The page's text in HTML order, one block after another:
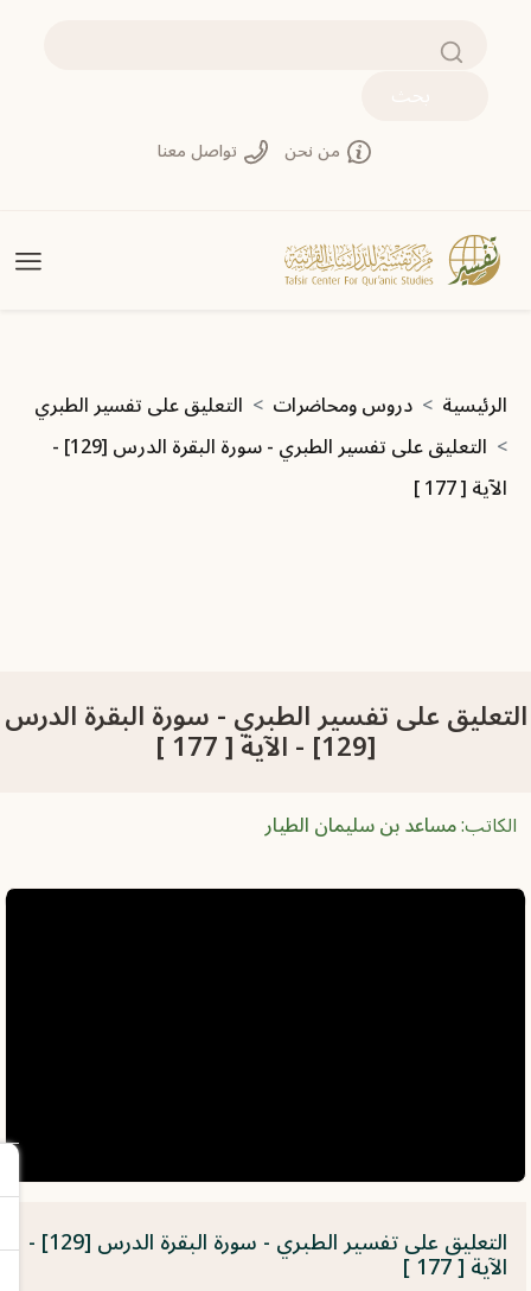
من نحن تواصل معنا
مسار التنقل
الرئيسية دروس ومحاضرات
التعليق على تفسير الطبري
التعليق على تفسير الطبري - سورة البقرة الدرس [129] -
الآية [ 177 ]
على تفسير الطبري - سورة البقرة الدرس
الكاتب:مساعد بن سليمان الطيار
التعليق على تفسير الطبري - سورة البقرة الدرس [129] -
الآية [ 177 ]